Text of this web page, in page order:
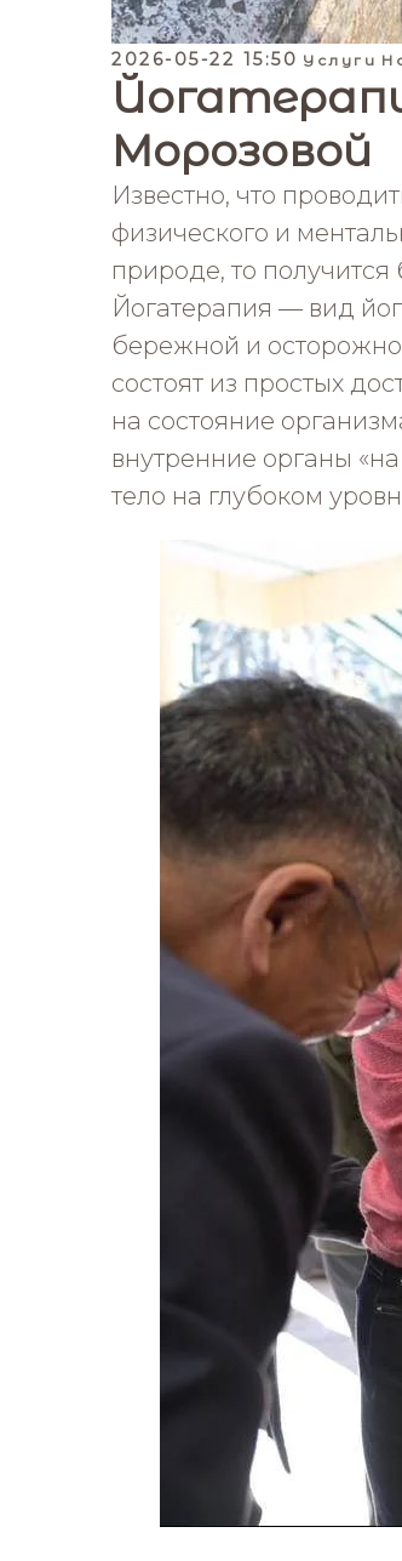
2026-05-22 15:50 Услуги
Морозовой
Известно, что
физического и
природе, то
Йогатерапия — вид
бережной и
состоят из простых
на состояние
внутренние органы
тело на глубоком